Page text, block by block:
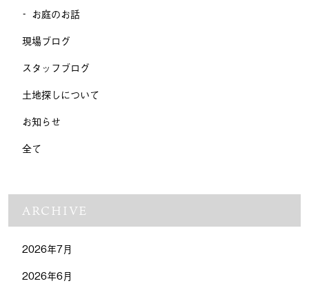
お庭のお話
現場ブログ
スタッフブログ
土地探しについて
お知らせ
全て
ARCHIVE
2026年7月
2026年6月